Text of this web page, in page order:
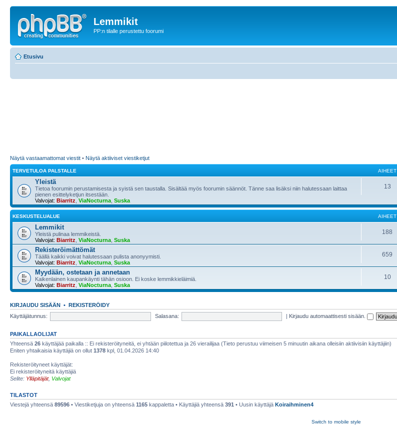
Lemmikit
PP:n tilalle perustettu foorumi
Etusivu
Näytä vastaamattomat viestit • Näytä aktiiviset viestiketjut
TERVETULOA PALSTALLE AIHEET
Yleistä
Tietoa foorumin perustamisesta ja syistä sen taustalla. Sisältää myös foorumin säännöt. Tänne saa lisäksi niin halutessaan laittaa
pienen esittelyketjun itsestään.
Valvojat: Biarritz ViaNocturna Suska
13
KESKUSTELUALUE AIHEET
Lemmikit
Yleistä pulinaa lemmikeistä.
Valvojat: Biarritz ViaNocturna Suska
188
Rekisteröimättömät
Täällä kaikki voivat halutessaan pulista anonyymisti.
Valvojat: Biarritz ViaNocturna Suska
659
Myydään, ostetaan ja annetaan
Kaikenlainen kaupankäynti tähän osioon. Ei koske lemmikkieläimiä.
Valvojat: Biarritz ViaNocturna Suska
10
KIRJAUDU SISÄÄN • REKISTERÖIDY
Käyttäjätunnus:
Salasana: | Kirjaudu automaattisesti sisään.
PAIKALLAOLIJAT
Yhteensä 26 käyttäjää paikalla :: Ei rekisteröityneitä, ei yhtään piilotettua ja 26 vierailijaa (Tieto perustuu viimeisen 5 minuutin aikana olleisiin aktiivisiin käyttäjiin)
Eniten yhtaikaisia käyttäjiä on ollut 1378 kpl, 01.04.2026 14:40
Rekisteröityneet käyttäjät:
Ei rekisteröityneitä käyttäjiä
Selite: Ylläpitäjät, Valvojat
TILASTOT
Viestejä yhteensä 89596 • Viestiketjuja on yhteensä 1165 kappaletta • Käyttäjiä yhteensä 391 • Uusin käyttäjä Koiraihminen4
Switch to mobile style